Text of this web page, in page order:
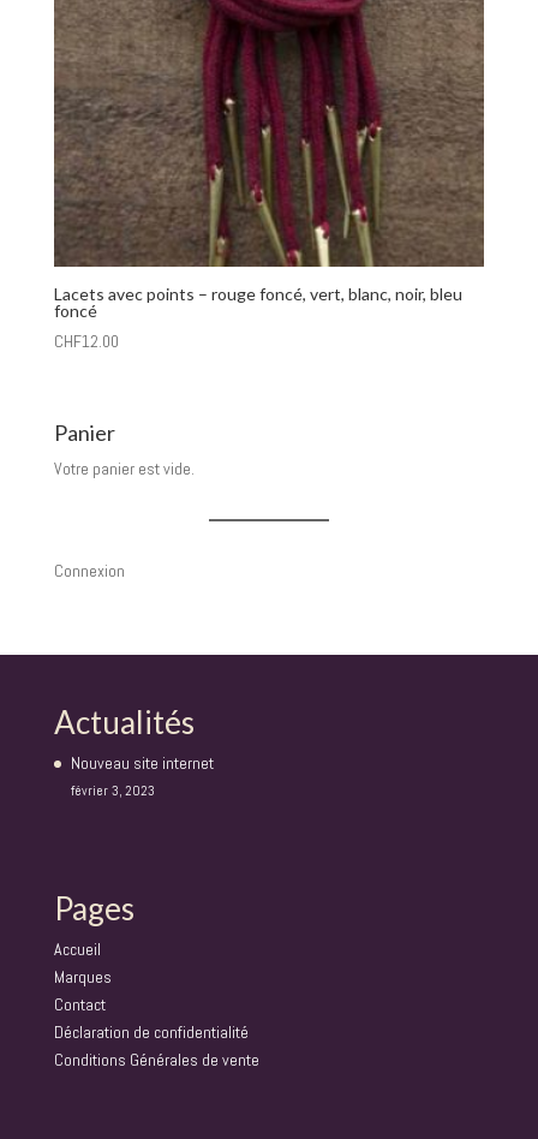
Lacets avec points – rouge foncé, vert, blanc, noir, bleu
foncé
CHF12.00
Panier
Votre panier est vide.
Connexion
Actualités
Nouveau site internet
février 3, 2023
Pages
Accueil
Marques
Contact
Déclaration de confidentialité
Conditions Générales de vente